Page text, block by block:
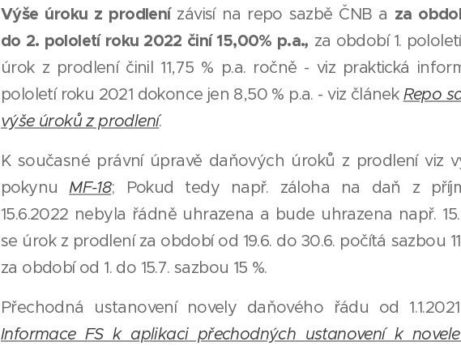
Výše úroku z prodlenízávisí na repo sazbě ČNB a za
do 2. pololetí roku 2022 činí 15,00% p.a., za období 1.
úrok z prodlení činil 11,75 % p.a. ročně - viz praktická
pololetí roku 2021 dokonce jen 8,50 % p.a. - viz článek Repo
výše úroků z prodlení.
K současné právní úpravě daňových úroků z prodlení viz
pokynu MF-18; Pokud tedy např. záloha na daň z
15.6.2022 nebyla řádně uhrazena a bude uhrazena např.
se úrok z prodlení za období od 19.6. do 30.6. počítá sazbou
za období od 1. do 15.7. sazbou 15 %.
Přechodná ustanovení novely daňového řádu od
Informace FS k aplikaci přechodných ustanovení k